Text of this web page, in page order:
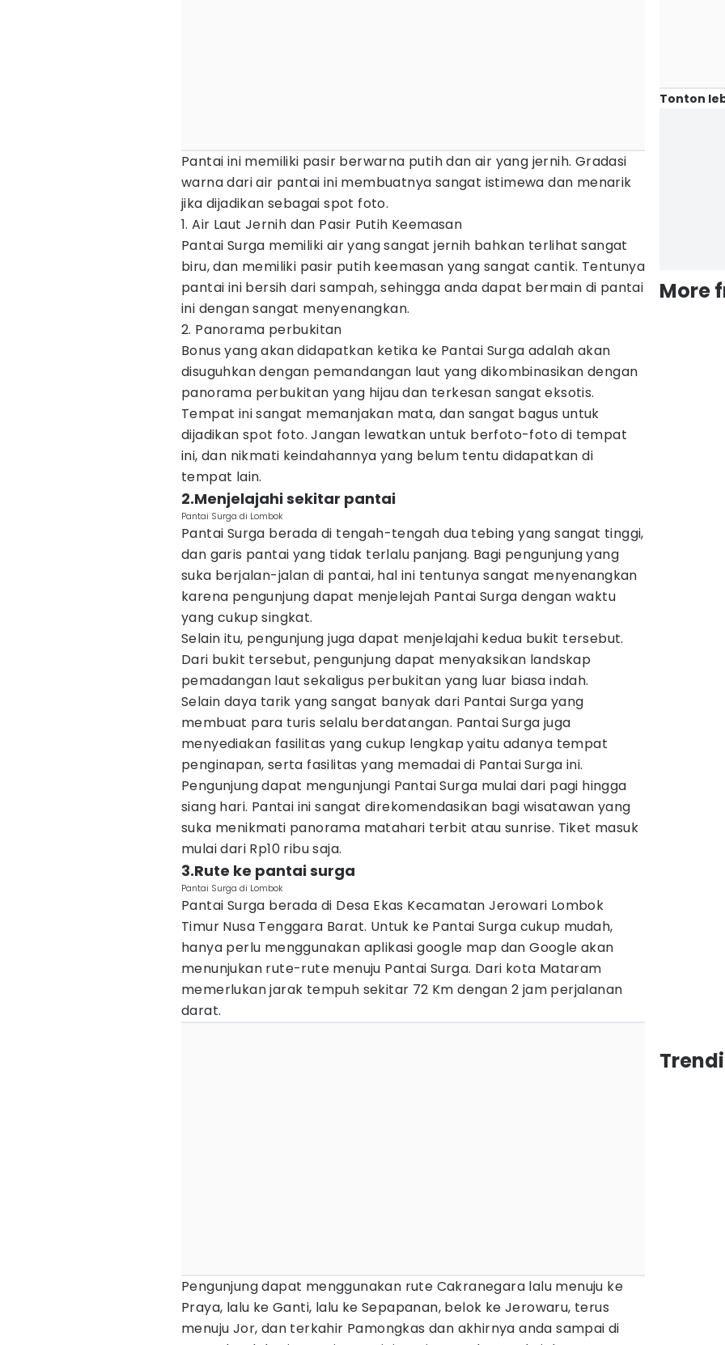
Pantai ini memiliki pasir berwarna putih dan air yang jernih. Gradasi
warna dari air pantai ini membuatnya sangat istimewa dan menarik
jika dijadikan sebagai spot foto.
1. Air Laut Jernih dan Pasir Putih Keemasan
Pantai Surga memiliki air yang sangat jernih bahkan terlihat sangat
biru, dan memiliki pasir putih keemasan yang sangat cantik. Tentunya
pantai ini bersih dari sampah, sehingga anda dapat bermain di pantai
ini dengan sangat menyenangkan.
2. Panorama perbukitan
Bonus yang akan didapatkan ketika ke Pantai Surga adalah akan
disuguhkan dengan pemandangan laut yang dikombinasikan dengan
panorama perbukitan yang hijau dan terkesan sangat eksotis.
Tempat ini sangat memanjakan mata, dan sangat bagus untuk
dijadikan spot foto. Jangan lewatkan untuk berfoto-foto di tempat
ini, dan nikmati keindahannya yang belum tentu didapatkan di
tempat lain.
2.Menjelajahi sekitar pantai
Pantai Surga di Lombok
Pantai Surga berada di tengah-tengah dua tebing yang sangat tinggi,
dan garis pantai yang tidak terlalu panjang. Bagi pengunjung yang
suka berjalan-jalan di pantai, hal ini tentunya sangat menyenangkan
karena pengunjung dapat menjelejah Pantai Surga dengan waktu
yang cukup singkat.
Selain itu, pengunjung juga dapat menjelajahi kedua bukit tersebut.
Dari bukit tersebut, pengunjung dapat menyaksikan landskap
pemadangan laut sekaligus perbukitan yang luar biasa indah.
Selain daya tarik yang sangat banyak dari Pantai Surga yang
membuat para turis selalu berdatangan. Pantai Surga juga
menyediakan fasilitas yang cukup lengkap yaitu adanya tempat
penginapan, serta fasilitas yang memadai di Pantai Surga ini.
Pengunjung dapat mengunjungi Pantai Surga mulai dari pagi hingga
siang hari. Pantai ini sangat direkomendasikan bagi wisatawan yang
suka menikmati panorama matahari terbit atau sunrise. Tiket masuk
mulai dari Rp10 ribu saja.
3.Rute ke pantai surga
Pantai Surga di Lombok
Pantai Surga berada di Desa Ekas Kecamatan Jerowari Lombok
Timur Nusa Tenggara Barat. Untuk ke Pantai Surga cukup mudah,
hanya perlu menggunakan aplikasi google map dan Google akan
menunjukan rute-rute menuju Pantai Surga. Dari kota Mataram
memerlukan jarak tempuh sekitar 72 Km dengan 2 jam perjalanan
darat.
Pengunjung dapat menggunakan rute Cakranegara lalu menuju ke
Praya, lalu ke Ganti, lalu ke Sepapanan, belok ke Jerowaru, terus
menuju Jor, dan terkahir Pamongkas dan akhirnya anda sampai di
Tonton
More